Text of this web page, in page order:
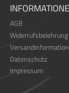
AGB
Widerrufsbelehrung
Datenschutz
Impressum